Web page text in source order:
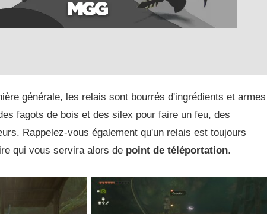
générale, les relais sont bourrés d'ingrédients et armes
fagots de bois et des silex pour faire un feu, des
Rappelez-vous également qu'un relais est toujours
qui vous servira alors de point de téléportation.